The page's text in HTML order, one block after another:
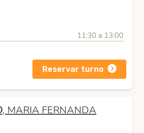
11:30 a 13:00
Reservar turno
, MARIA FERNANDA